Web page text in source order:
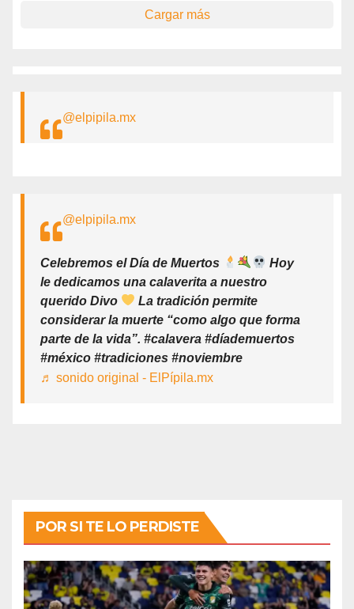
Cargar más
@elpipila.mx
@elpipila.mx
Celebremos el Día de Muertos
Hoy
le dedicamos una calaverita a nuestro
querido Divo
La tradición permite
considerar la muerte “como algo que forma
parte de la vida”. #calavera #díademuertos
#méxico #tradiciones #noviembre
♬ sonido original - ElPípila.mx
POR SI TE LO PERDISTE